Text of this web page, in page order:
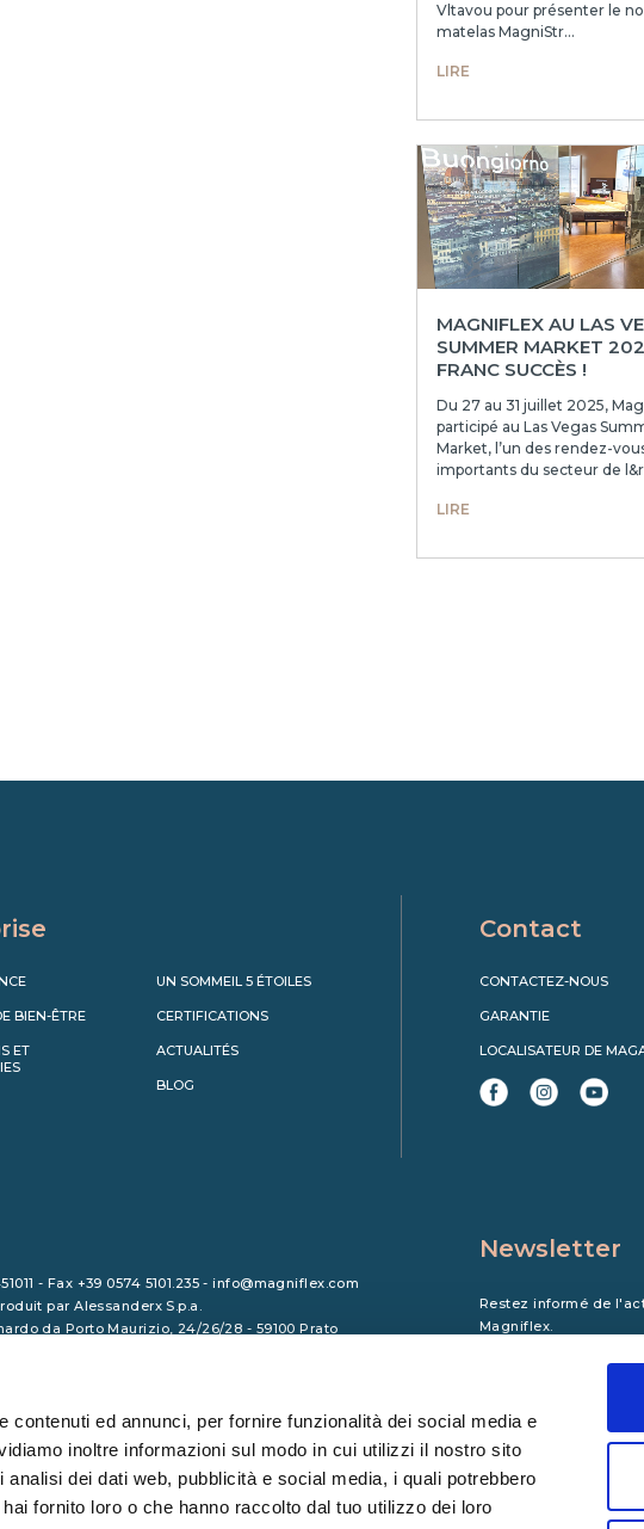
contenuti ed annunci, per fornire funzionalità dei social media e
inoltre informazioni sul modo in cui utilizzi il nostro sito
dei dati web, pubblicità e social media, i quali potrebbero
fornito loro o che hanno raccolto dal tuo utilizzo dei loro
Vltavou pour présenter le
matelas MagniStr...
LIRE
MAGNIFLEX AU LAS
SUMMER MARKET
FRANC SUCCÈS !
Du 27 au 31 juillet 2025,
participé au Las Vegas
Market, l’un des rendez-
importants du secteur de
LIRE
BIEN-ÊTRE
ET
UN SOMMEIL 5 ÉTOILES
CERTIFICATIONS
ACTUALITÉS
BLOG
Contact
CONTACTEZ-NOUS
GARANTIE
LOCALISATEUR DE
- Fax +39 0574 5101.235 - info@magniflex.com
par Alessanderx S.p.a.
da Porto Maurizio, 24/26/28 - 59100 Prato
Code des impôts 01246380461
Newsletter
Restez informé de
Magniflex.